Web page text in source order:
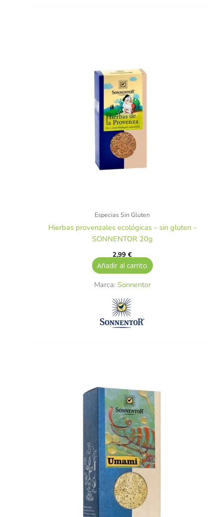
Especias Sin Gluten
Hierbas provenzales ecológicas – sin gluten –
SONNENTOR 20g
2,99€
Añadir al carrito
Marca: Sonnentor